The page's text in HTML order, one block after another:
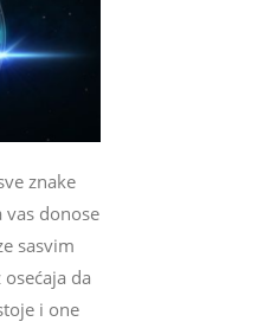
znake
vas donose
sasvim
da
i one